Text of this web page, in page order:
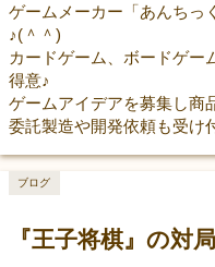
ゲームメーカー「あんちっ
♪(＾＾)
カードゲーム、ボードゲー
得意♪
ゲームアイデアを募集し商
委託製造や開発依頼も受け
『王子将棋』の対
ブログ